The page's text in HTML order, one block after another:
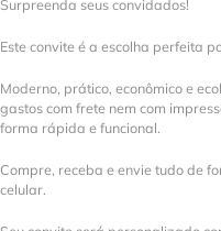
Surpreenda seus convidados!
Este convite é a escolha perfeita
Moderno, prático, econômico e
gastos com frete nem com
forma rápida e funcional.
Compre, receba e envie tudo de
celular.